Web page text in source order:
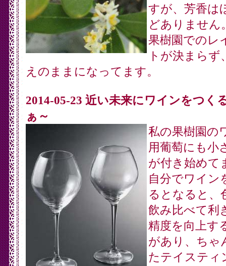
すが、芳香は
どありません
果樹園でのレ
トが決まらず
えのままになってます。
2014-05-23 近い未来にワインをつく
ぁ～
私の果樹園の
用葡萄にも小
が付き始めて
自分でワイン
るとなると、
飲み比べて利
精度を向上す
があり、ちゃ
たテイスティ